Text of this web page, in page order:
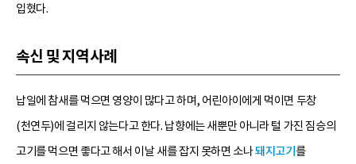
입혔다.
속신 및 지역사례
납일에 참새를 먹으면 영양이 많다고 하며, 어린아이에게 먹이면 두창
(천연두)에 걸리지 않는다고 한다. 납향에는 새뿐만 아니라 털 가진 짐승의
고기를 먹으면 좋다고 해서 이날 새를 잡지 못하면 소나돼지고기 를